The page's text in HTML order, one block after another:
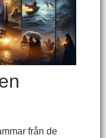
från de